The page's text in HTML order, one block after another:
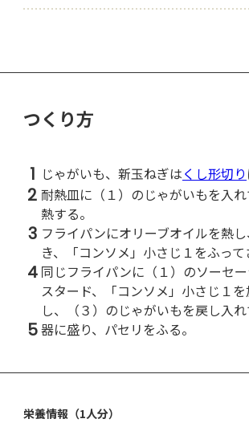
つくり方
1 じゃがいも、新玉ねぎはくし形切り
2 耐熱皿に（１）のじゃがいもを入
熱する。
3 フライパンにオリーブオイルを熱
き、「コンソメ」小さじ１をふっ
4 同じフライパンに（１）のソーセ
スタード、「コンソメ」小さじ１
し、（３）のじゃがいもを戻し入れ
5器に盛り、パセリをふる。
栄養情報（1人分）